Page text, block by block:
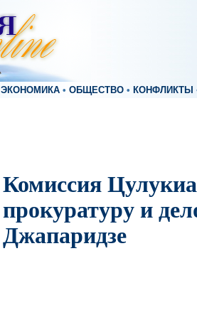
ЭКОНОМИКА • ОБЩЕСТВО • КОНФЛИКТЫ
Комиссия
прокуратуру и
Джапаридзе